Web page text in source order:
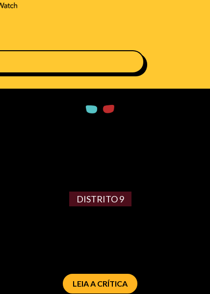
DISTRITO 9
LEIA A CRÍTICA